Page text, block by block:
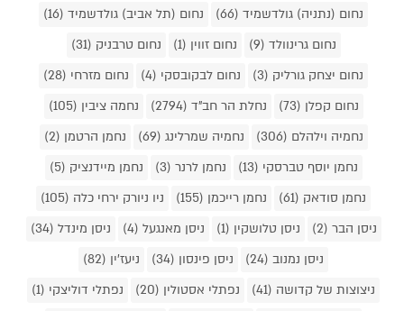
נחום (נתניה) גולדשמיד (66)
נחום (תל אביב) גולדשמיד (16)
נחום גרינוולד (9)
נחום זווין (1)
נחום טרבניק (31)
נחום יצחק גורליק (3)
נחום לבקובסקי (4)
נחום מזרחי (28)
נחום קפלן (73)
נחלת הר חב"ד (2794)
נחמה ציבין (105)
נחמיה וילהלם (306)
נחמיה שמרלינג (69)
נחמן הרטמן (2)
נחמן יוסף טברסקי (13)
נחמן לרנר (3)
נחמן מיידנציק (5)
נחמן סודאק (61)
נחמן רייכמן (155)
ניו ניורק ירחי כלה (105)
ניסן הבר (2)
ניסן טלושקין (1) ניסן מאנגעל (4)
ניסן מינדל (34)
ניסן נמנוב (24)
ניסן פינסון (34)
ניעז'ין (82)
ניצוצות של קדושה (41)
נפתלי אסטולין (20)
נפתלי דוליצקי (1)